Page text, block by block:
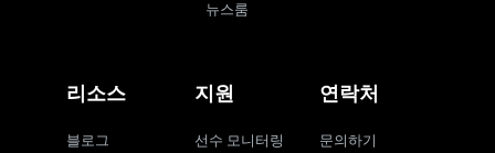
뉴스룸
리소스
블로그
지원
선수 모니터링
연락처
문의하기